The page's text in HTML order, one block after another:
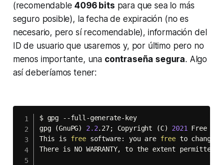
(recomendable 4096 bits para que sea lo más
seguro posible), la fecha de expiración (no es
necesario, pero sí recomendable), información del
ID de usuario que usaremos y, por último pero no
menos importante, una contraseña segura. Algo
así deberíamos tener:
$ gpg --full-generate-key
gpg
(GnuPG) 2.2.27; Copyright (C) 2021 Free
This is free software: you are free to change
There is NO WARRANTY, to the extent permitted